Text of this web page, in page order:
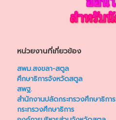
หน่วยงานที่เกี่ยวข้อง
สพม.สงขลา-สตูล
ศึกษาธิการจังหวัดสตูล
สพฐ.
สำนักงานปลัดกระทรวงศึกษาธิการ
กระทรวงศึกษาธิการ